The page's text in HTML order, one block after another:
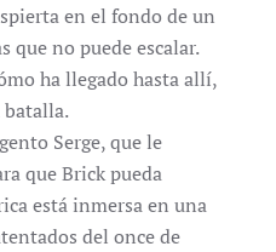
en el fondo de un
que no puede escalar.
ha llegado hasta allí,
batalla.
Serge, que le
que Brick pueda
está inmersa en una
del once de